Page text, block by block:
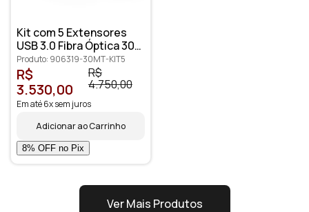
Kit com 5 Extensores
USB 3.0 Fibra Óptica 30
metros
Produto: 906319-30MT-KIT5
R$
3.530,00
R$
4.750,00
Em até 6x sem juros
Adicionar ao Carrinho
Ver Mais Produtos